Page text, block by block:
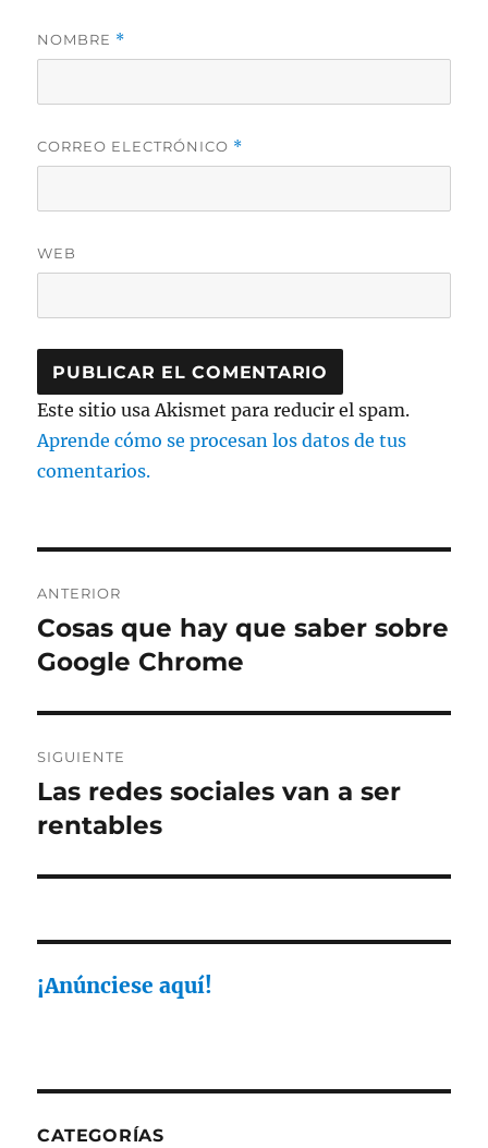
NOMBRE *
CORREO ELECTRÓNICO *
WEB
Este sitio usa Akismet para reducir el spam.
Aprende cómo se procesan los datos de tus
comentarios.
de
entradas
ANTERIOR
Entrada
anterior:
Cosas que hay que saber sobre
Google Chrome
SIGUIENTE
Entrada
siguiente:
Las redes sociales van a ser
rentables
¡Anúnciese aquí!
CATEGORÍAS